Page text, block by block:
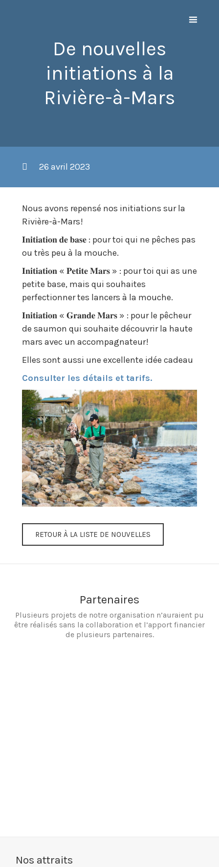
De nouvelles
initiations à la
Rivière-à-Mars
26 avril 2023
Nous avons repensé nos initiations sur la
Rivière-à-Mars!
𝐈𝐧𝐢𝐭𝐢𝐚𝐭𝐢𝐨𝐧 𝐝𝐞 𝐛𝐚𝐬𝐞 : pour toi qui ne pêches pas
ou très peu à la mouche.
𝐈𝐧𝐢𝐭𝐢𝐚𝐭𝐢𝐨𝐧 « 𝐏𝐞𝐭𝐢𝐭𝐞 𝐌𝐚𝐫𝐬 » : pour toi qui as une
petite base, mais qui souhaites
perfectionner tes lancers à la mouche.
𝐈𝐧𝐢𝐭𝐢𝐚𝐭𝐢𝐨𝐧 « 𝐆𝐫𝐚𝐧𝐝𝐞 𝐌𝐚𝐫𝐬 » : pour le pêcheur
de saumon qui souhaite découvrir la haute
mars avec un accompagnateur!
Elles sont aussi une excellente idée cadeau
Consulter les détails et tarifs.
RETOUR À LA LISTE DE NOUVELLES
Partenaires
Plusieurs projets de notre organisation n’auraient pu
être réalisés sans la collaboration et l’apport financier
de plusieurs partenaires.
Nos attraits